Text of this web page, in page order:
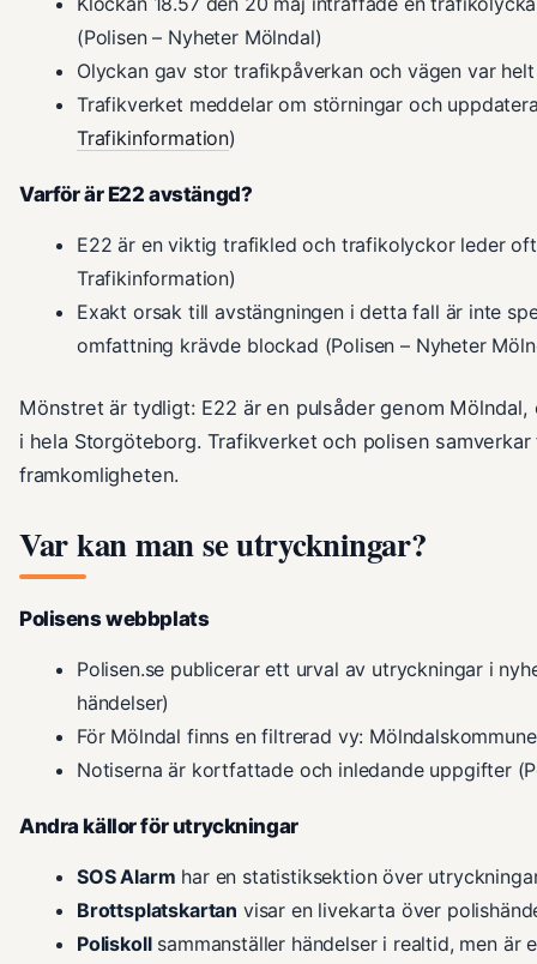
(Polisen – Nyheter Mölndal)
Olyckan gav stor trafikpåverkan och vägen var
Trafikverket meddelar om störningar och
Trafikinformation)
Varför är E22 avstängd?
E22 är en viktig trafikled och trafikolyckor leder
Trafikinformation)
Exakt orsak till avstängningen i detta fall är inte
omfattning krävde blockad (Polisen – Nyheter
Mönstret är tydligt: E22 är en pulsåder genom
i hela Storgöteborg. Trafikverket och polisen
framkomligheten.
Var kan man se utryckningar?
Polisens webbplats
Polisen.se publicerar ett urval av utryckningar i
händelser)
För Mölndal finns en filtrerad vy:
Notiserna är kortfattade och inledande uppgifter
Andra källor för utryckningar
SOS Alarm har en statistiksektion över
Brottsplatskartan visar en livekarta över
Poliskollsammanställer händelser i realtid, men är